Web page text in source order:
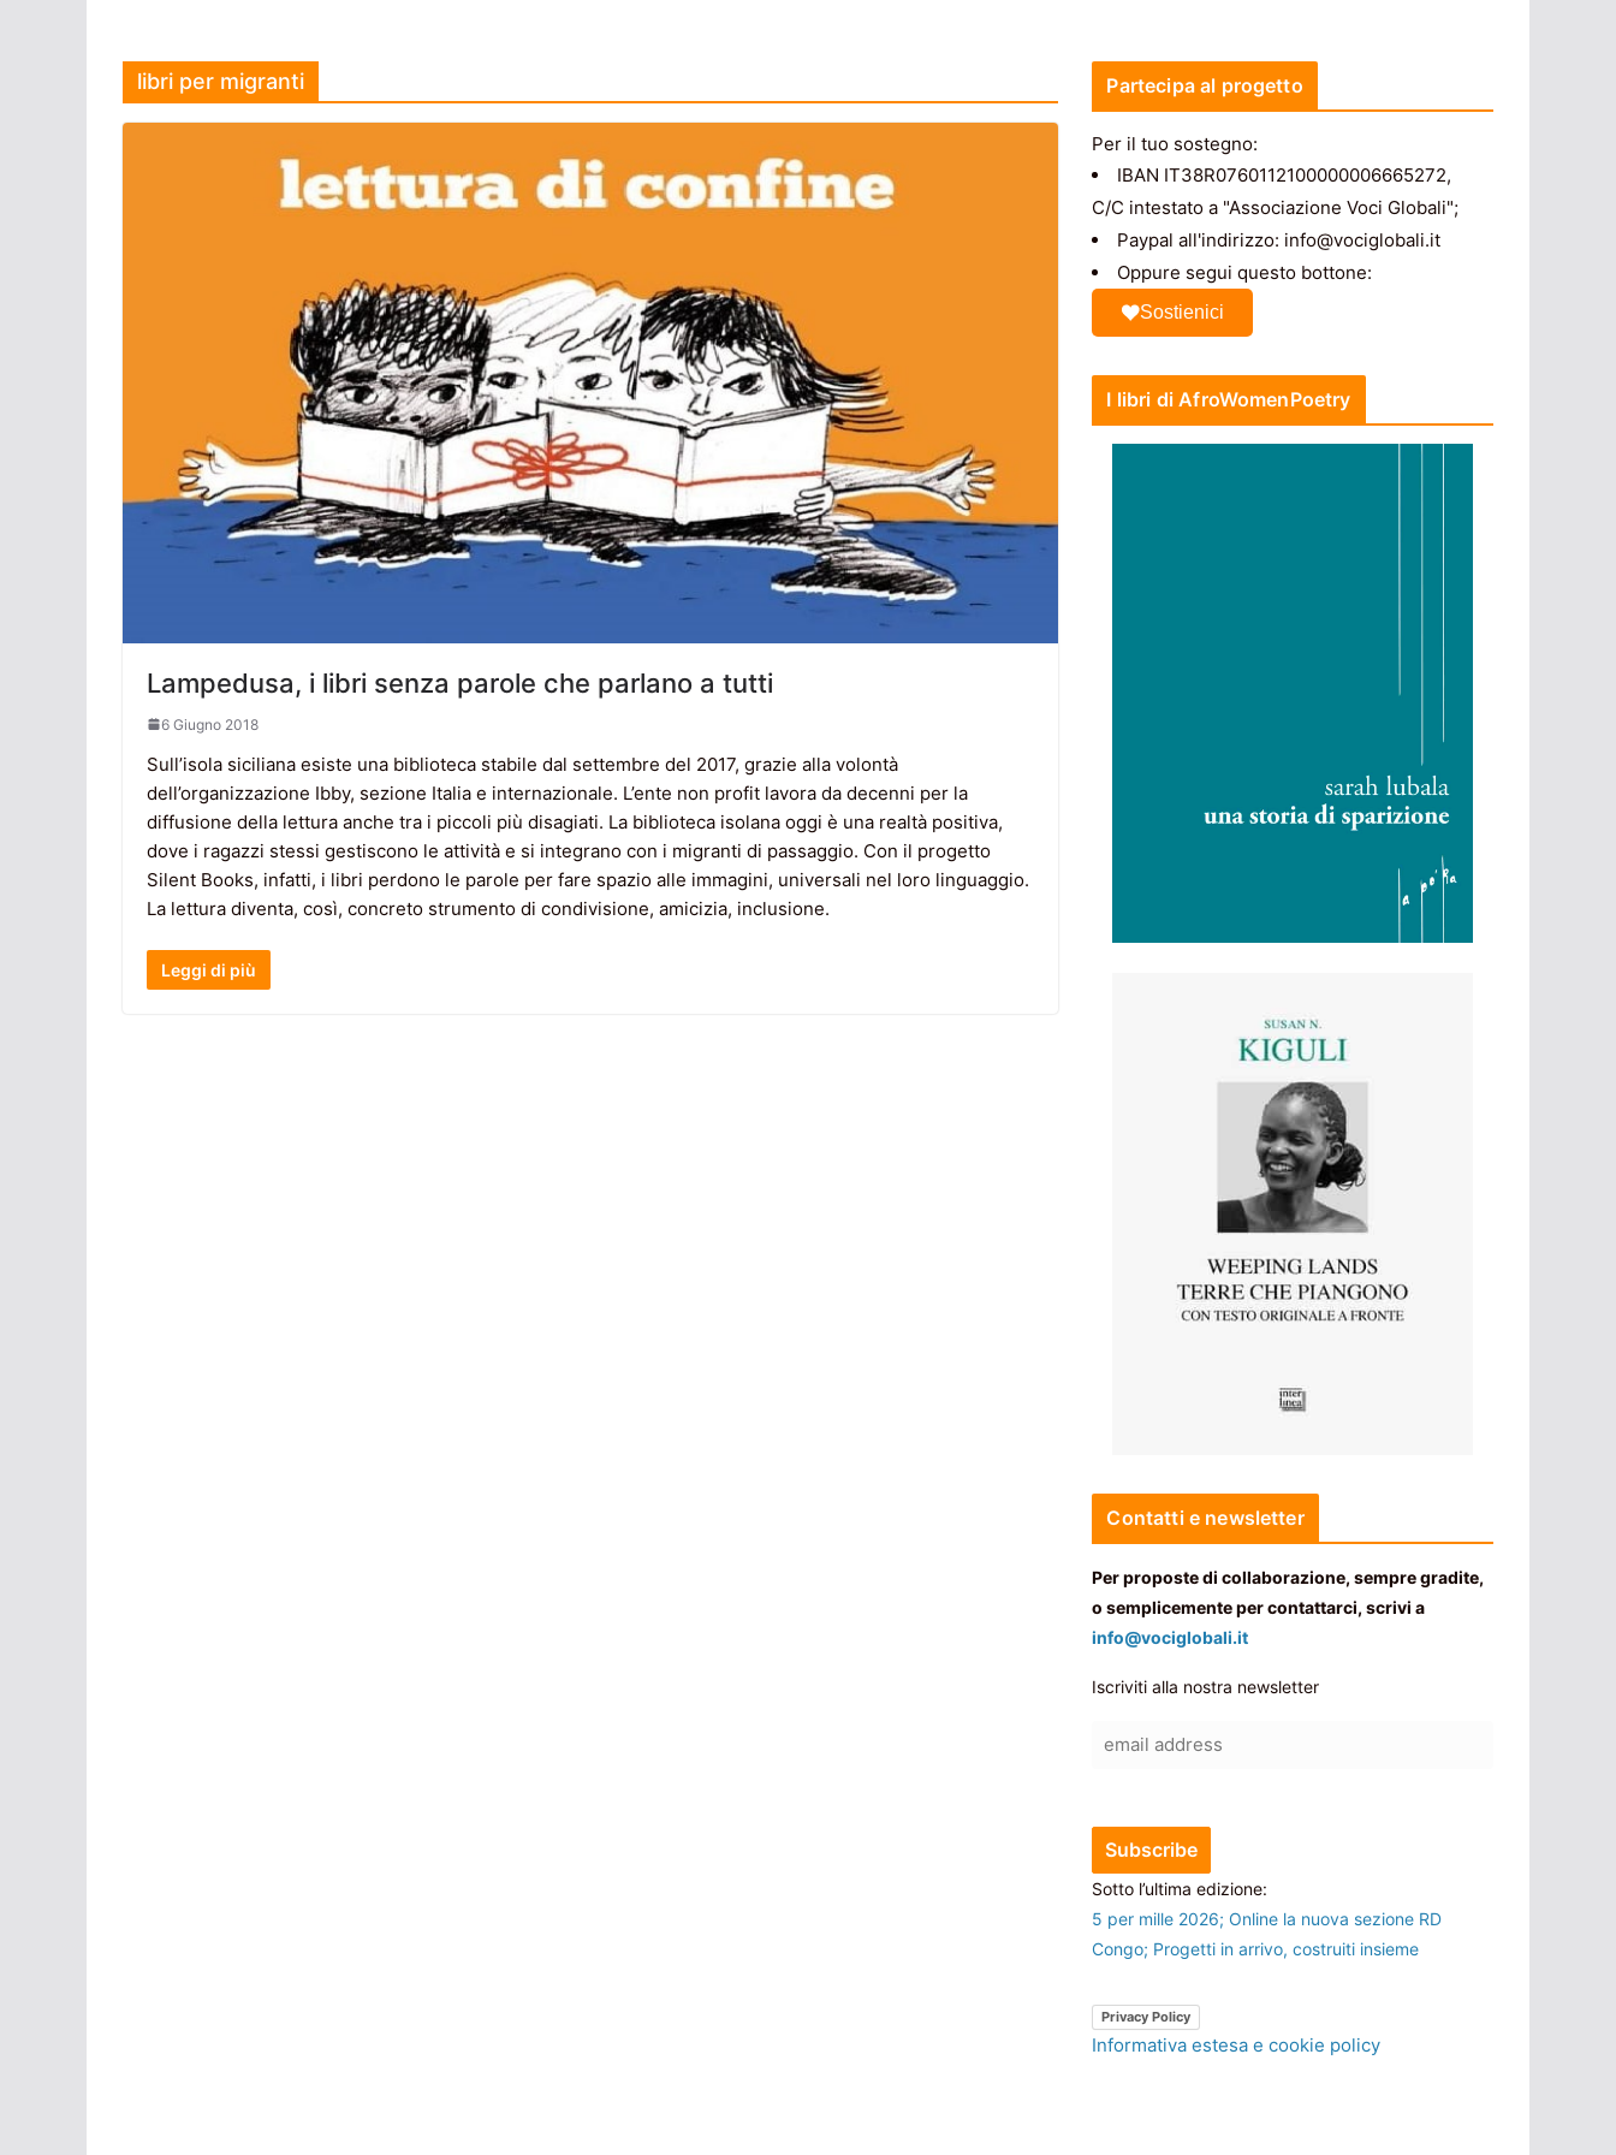
libri per migranti
Lampedusa, i libri senza parole che parlano a tutti
6 Giugno 2018
Sull’isola siciliana esiste una biblioteca stabile dal settembre del 2017, grazie alla volontà
dell’organizzazione Ibby, sezione Italia e internazionale. L’ente non profit lavora da decenni per la
diffusione della lettura anche tra i piccoli più disagiati. La biblioteca isolana oggi è una realtà positiva,
dove i ragazzi stessi gestiscono le attività e si integrano con i migranti di passaggio. Con il progetto
Silent Books, infatti, i libri perdono le parole per fare spazio alle immagini, universali nel loro linguaggio.
La lettura diventa, così, concreto strumento di condivisione, amicizia, inclusione.
Leggi di più
Partecipa al progetto
Per il tuo sostegno:
IBAN IT38R0760112100000006665272,
C/C intestato a "Associazione Voci Globali";
Paypal all'indirizzo: info@vociglobali.it
Oppure segui questo bottone:
Sostienici
I libri di AfroWomenPoetry
Contatti e newsletter
Per proposte di collaborazione, sempre gradite,
o semplicemente per contattarci, scrivi a
info@vociglobali.it
Iscriviti alla nostra newsletter
Sotto l’ultima edizione:
5 per mille 2026; Online la nuova sezione RD
Congo; Progetti in arrivo, costruiti insieme
Privacy Policy
Informativa estesa e cookie policy